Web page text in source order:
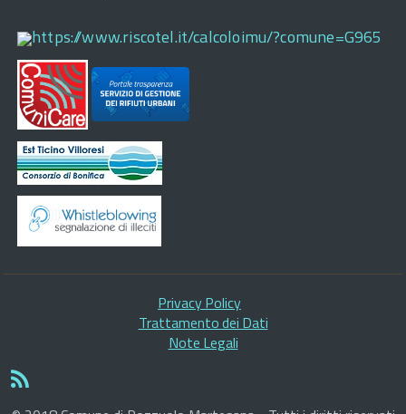
https://www.riscotel.it/calcoloimu/?comune=G965
Privacy Policy
Trattamento dei Dati
Note Legali